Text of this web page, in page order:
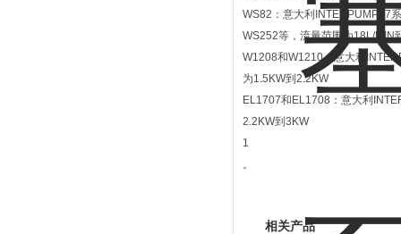
‌WS82‌：意大利INTERPUMP47
WS252等，流量范围为18L/MIN
‌W1208和W1210‌：意大利
为1.5KW到2.2KW‌
‌EL1707和EL1708‌：意大利
2.2KW到3KW‌
1
。
相关产品